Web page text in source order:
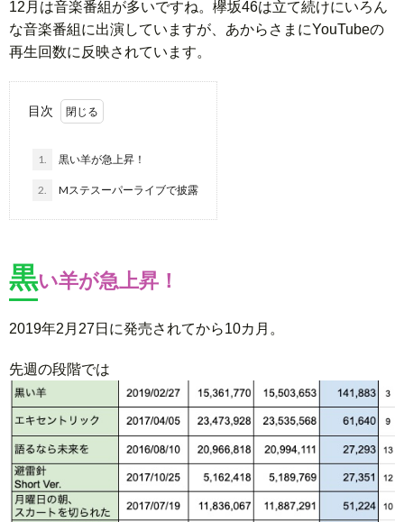
12月は音楽番組が多いですね。欅坂46は立て続けにいろん
な音楽番組に出演していますが、あからさまにYouTubeの
再生回数に反映されています。
目次
1. 黒い羊が急上昇！
2. Mステスーパーライブで披露
黒い羊が急上昇！
2019年2月27日に発売されてから10カ月。
先週の段階では